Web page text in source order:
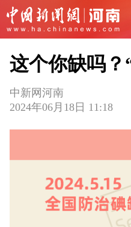
这个你缺吗？
中新网河南
2024年06月18日 11:18